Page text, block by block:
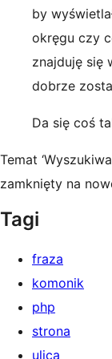
by
okręgu czy
znajduję się
dobrze
Da się coś
Temat
zamknięty na
Tagi
fraza
komonik
php
strona
ulica